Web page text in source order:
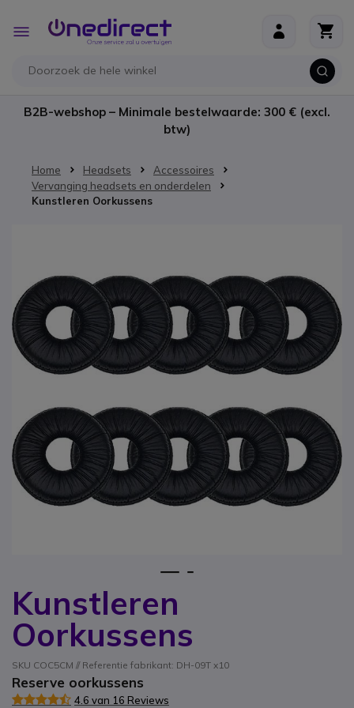
Toggle
Nav
B2B-webshop – Minimale bestelwaarde: 300 € (excl.
btw)
Home Headsets
Accessoires
Vervanging headsets en onderdelen
Kunstleren Oorkussens
Kunstleren
Oorkussens
SKU COC5CM // Referentie fabrikant: DH-09T x10
Reserve oorkussens
4.6 van 16 Reviews
Ga naar het begin van de afbeeldingen-gallerij